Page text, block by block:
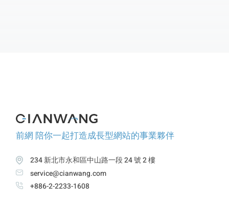
前網 陪你一起打造成長型網站的事業夥伴
234 新北市永和區中山路一段 24 號 2 樓
service@cianwang.com
+886-2-2233-1608